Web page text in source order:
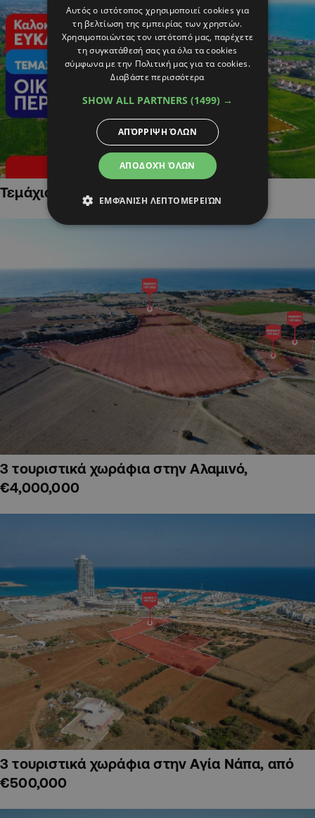
Τεμάχια Γης σε Οικιστικές Περιοχές
3 τουριστικά χωράφια στην Αλαμινό,
€4,000,000
3 τουριστικά χωράφια στην Αγία Νάπα, από
€500,000
Αυτός ο ιστότοπος χρησιμοποιεί cookies για
τη βελτίωση της εμπειρίας των χρηστών.
Χρησιμοποιώντας τον ιστότοπό μας, παρέχετε
τη συγκατάθεσή σας για όλα τα cookies
σύμφωνα με την Πολιτική μας για τα cookies.
Διαβάστε περισσότερα
SHOW ALL PARTNERS (1499) →
ΑΠΟΔΟΧΉ ΌΛΩΝ
ΑΠΌΡΡΙΨΗ ΌΛΩΝ
ΕΜΦΆΝΙΣΗ ΛΕΠΤΟΜΕΡΕΙΏΝ